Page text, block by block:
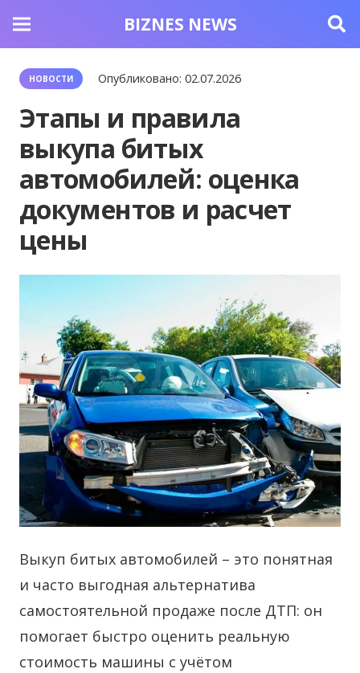
BIZNES NEWS
НОВОСТИ Опубликовано:02.07.2026
Этапы и правила
выкупа битых
автомобилей: оценка
документов и расчет
цены
Выкуп битых автомобилей – это понятная
и часто выгодная альтернатива
самостоятельной продаже после ДТП: он
помогает быстро оценить реальную
стоимость машины с учётом